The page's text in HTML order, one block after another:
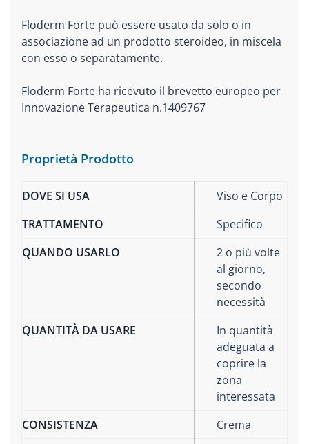
Floderm Forte può essere usato da solo o in
associazione ad un prodotto steroideo, in miscela
con esso o separatamente.
Floderm Forte ha ricevuto il brevetto europeo per
Innovazione Terapeutica n.1409767
Proprietà Prodotto
DOVE SI USA
Viso e Corpo
TRATTAMENTO
Specifico
QUANDO USARLO
2 o più volte
al giorno,
secondo
necessità
QUANTITÀ DA USARE
In quantità
adeguata a
coprire la
zona
interessata
CONSISTENZA
Crema